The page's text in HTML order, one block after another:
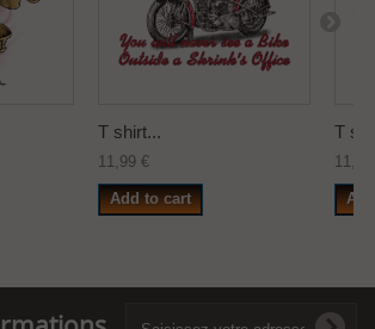
T shirt...
11,99 €
Add to cart
T